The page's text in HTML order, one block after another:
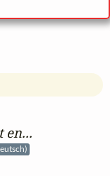
en...